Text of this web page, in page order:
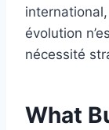
évolution
nécessité
What